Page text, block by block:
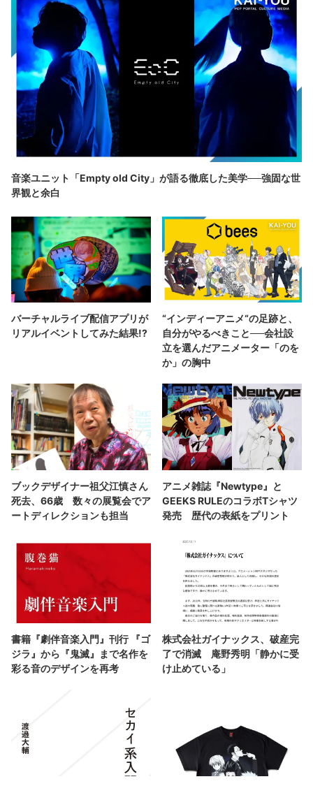
音楽ユニット「Empty old City」が語る徹底した美学──強固な世
界観と余白
バーチャルライブ配信アプリが
リアルイベントしてみた結果!?
“インディーアニメ“の足跡と、
自分がやるべきこと──会社設
立を選んだアニメーター「のを
か」の胸中
ブックデザイナー祖父江慎さん
死去、66歳 数々の展覧会でア
ートディレクションも担当
アニメ雑誌『Newtype』と
GEEKS RULEのコラボTシャツ
発売 歴代の表紙をプリント
書籍『劇伴音楽入門』刊行 『ゴ
ジラ』から『鬼滅』まで名作を
彩る音のデザインを再考
株式会社ガイナックス、破産完
了で消滅 庵野秀明「静かに受
け止めている」